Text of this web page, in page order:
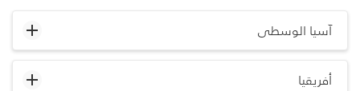
آسيا الوسطى
أفريقيا